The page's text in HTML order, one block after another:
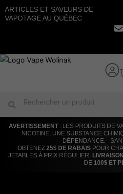
Aller
au
ARTICLES ET SAVEURS DE
VAPOTAGE AU QUÉBEC
Rechercher
AVERTISSEMENT : LES PRODUITS DE
NICOTINE, UNE SUBSTANCE
DÉPENDANCE. -
OBTENEZ 25$ DE RABAISPOUR
JETABLES À PRIX RÉGULIER.
DE 100$ ET